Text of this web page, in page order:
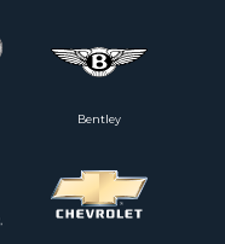
Bentley